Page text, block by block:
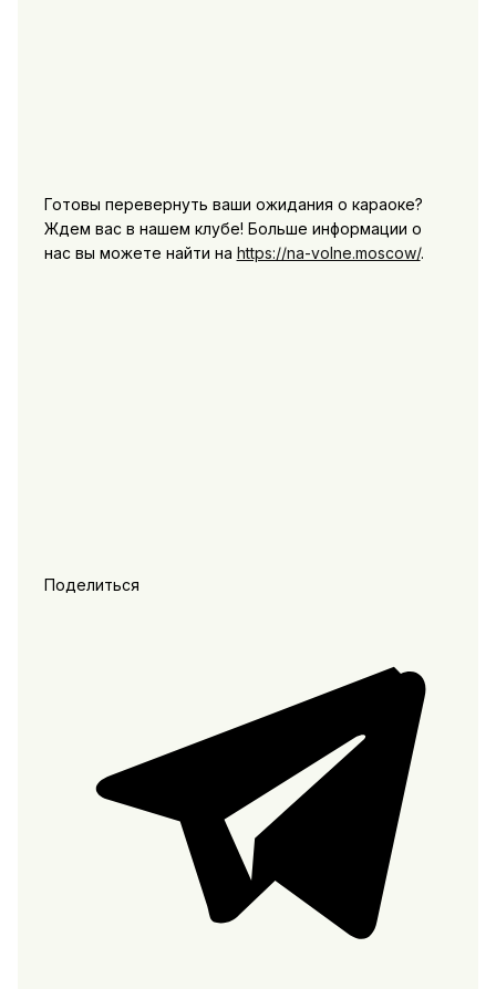
Готовы перевернуть ваши ожидания о караоке?
Ждем вас в нашем клубе! Больше информации о
нас вы можете найти на https://na-volne.moscow/.
Поделиться